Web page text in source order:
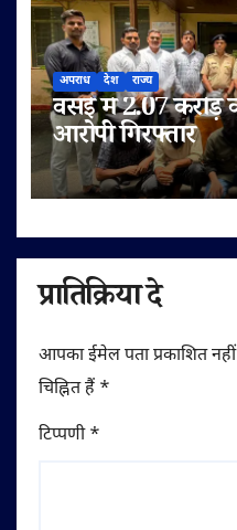
अपराध देश राज्य
वसई में 2.07 करोड़
आरोपी गिरफ्तार
प्रातिक्रिया दे
आपका ईमेल पता प्रकाशित नहीं
चिह्नित हैं *
टिप्पणी*